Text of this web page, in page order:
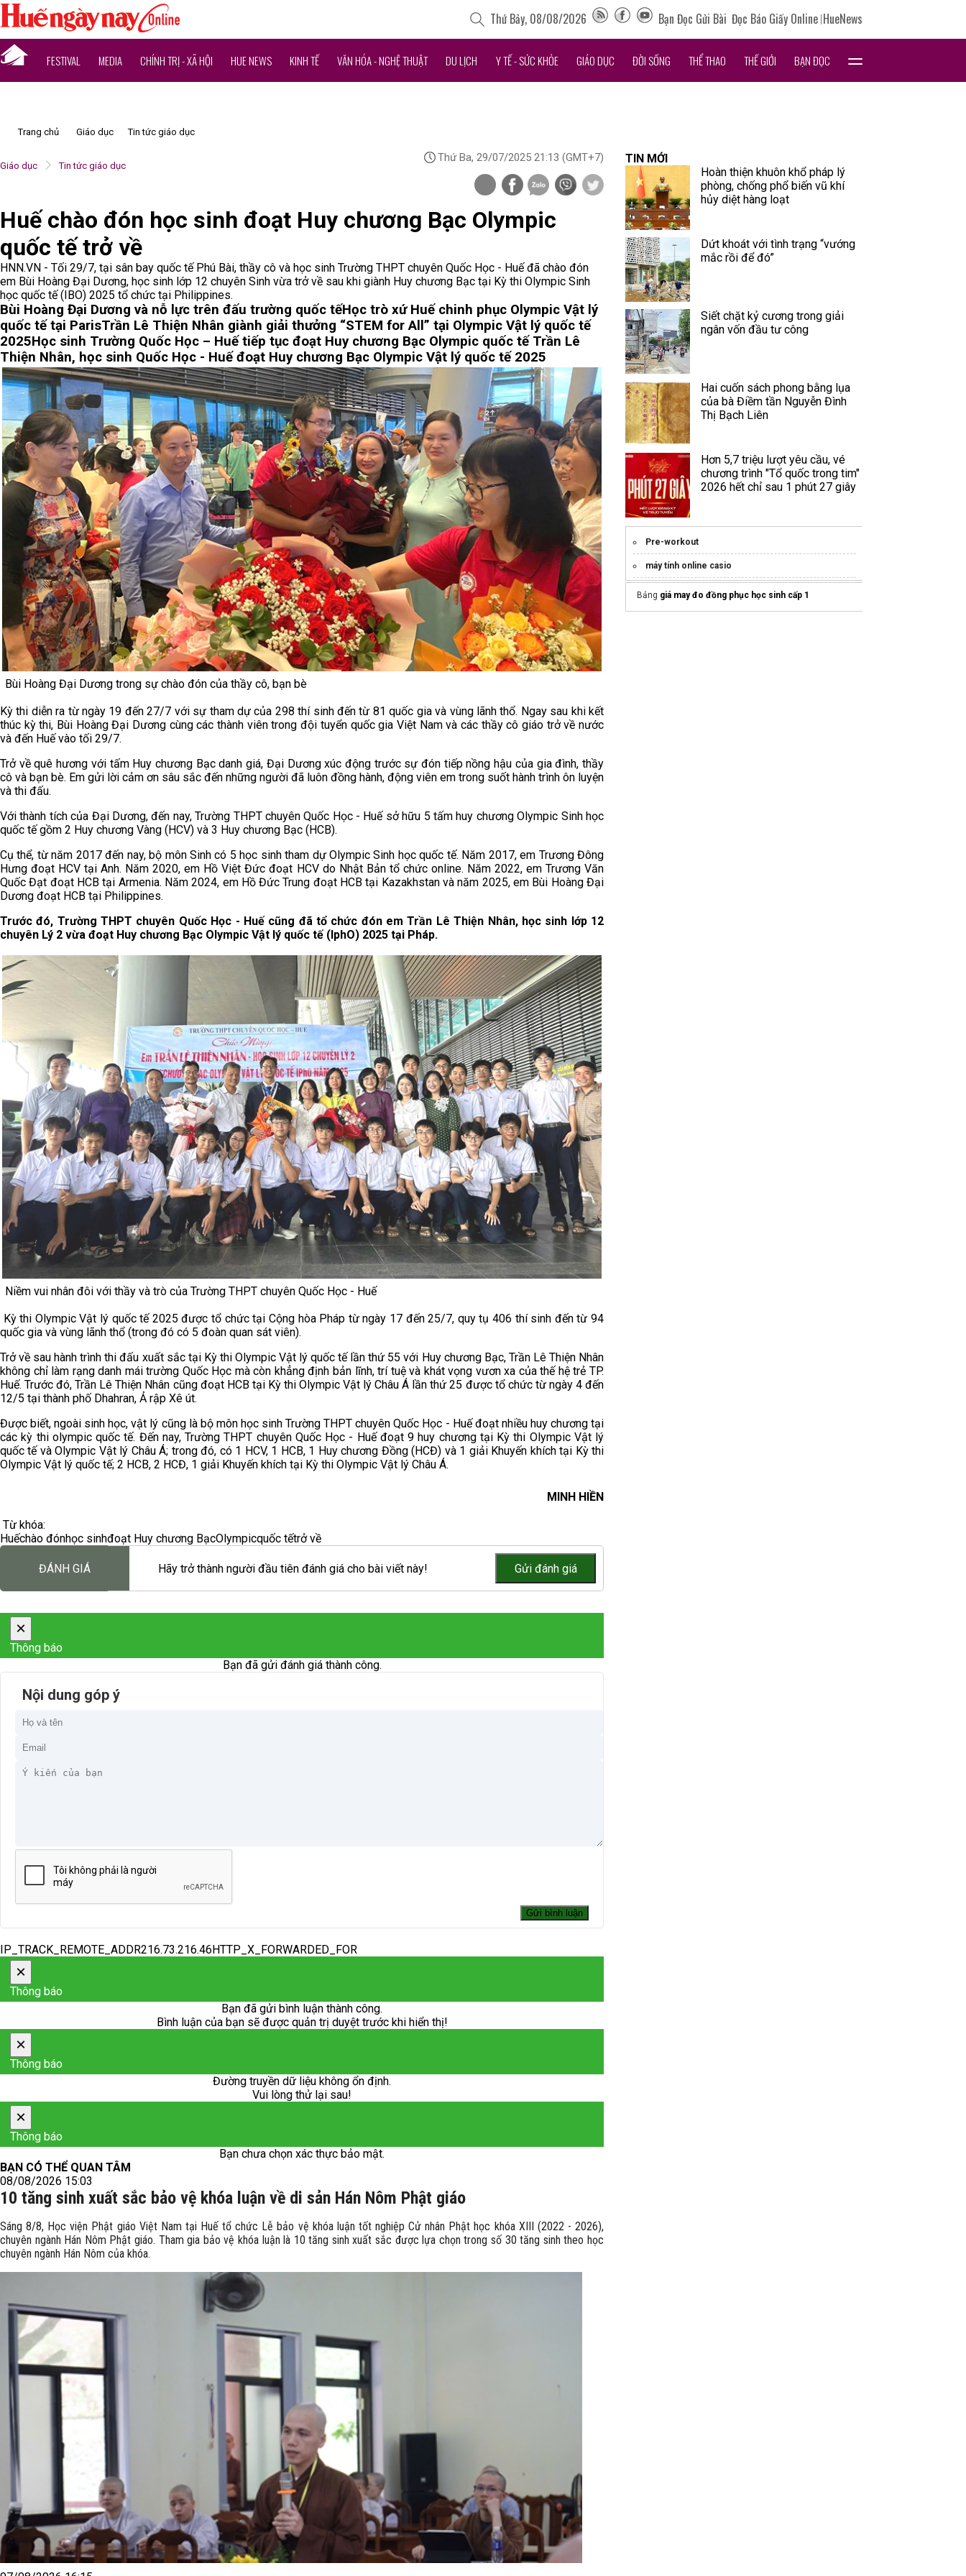
Thứ Bảy, 08/08/2026 Bạn Đọc Gửi Bài Đọc Báo Giấy Online HueNews
FESTIVAL MEDIA CHÍNH TRỊ - XÃ HỘI HUE NEWS KINH TẾ VĂN HÓA - NGHỆ THUẬT DU LỊCH Y TẾ - SỨC KHỎE GIÁO DỤC ĐỜI SỐNG THỂ THAO THẾ GIỚI BẠN ĐỌC
Trang chủ Giáo dục Tin tức giáo dục
Giáo dục Tin tức giáo dục
Thứ Ba, 29/07/2025 21:13 (GMT+7)
Huế chào đón học sinh đoạt Huy chương Bạc Olympic
quốc tế trở về
HNN.VN - Tối 29/7, tại sân bay quốc tế Phú Bài, thầy cô và học sinh Trường THPT chuyên Quốc Học - Huế đã chào đón
em Bùi Hoàng Đại Dương, học sinh lớp 12 chuyên Sinh vừa trở về sau khi giành Huy chương Bạc tại Kỳ thi Olympic Sinh
học quốc tế (IBO) 2025 tổ chức tại Philippines.
Bùi Hoàng Đại Dương và nỗ lực trên đấu trường quốc tếHọc trò xứ Huế chinh phục Olympic Vật lý
quốc tế tại ParisTrần Lê Thiện Nhân giành giải thưởng “STEM for All” tại Olympic Vật lý quốc tế
2025Học sinh Trường Quốc Học – Huế tiếp tục đoạt Huy chương Bạc Olympic quốc tế Trần Lê
Thiện Nhân, học sinh Quốc Học - Huế đoạt Huy chương Bạc Olympic Vật lý quốc tế 2025
Bùi Hoàng Đại Dương trong sự chào đón của thầy cô, bạn bè
Kỳ thi diễn ra từ ngày 19 đến 27/7 với sự tham dự của 298 thí sinh đến từ 81 quốc gia và vùng lãnh thổ. Ngay sau khi kết
thúc kỳ thi, Bùi Hoàng Đại Dương cùng các thành viên trong đội tuyển quốc gia Việt Nam và các thầy cô giáo trở về nước
và đến Huế vào tối 29/7.
Trở về quê hương với tấm Huy chương Bạc danh giá, Đại Dương xúc động trước sự đón tiếp nồng hậu của gia đình, thầy
cô và bạn bè. Em gửi lời cảm ơn sâu sắc đến những người đã luôn đồng hành, động viên em trong suốt hành trình ôn luyện
và thi đấu.
Với thành tích của Đại Dương, đến nay, Trường THPT chuyên Quốc Học - Huế sở hữu 5 tấm huy chương Olympic Sinh học
quốc tế gồm 2 Huy chương Vàng (HCV) và 3 Huy chương Bạc (HCB).
Cụ thể, từ năm 2017 đến nay, bộ môn Sinh có 5 học sinh tham dự Olympic Sinh học quốc tế. Năm 2017, em Trương Đông
Hưng đoạt HCV tại Anh. Năm 2020, em Hồ Việt Đức đoạt HCV do Nhật Bản tổ chức online. Năm 2022, em Trương Văn
Quốc Đạt đoạt HCB tại Armenia. Năm 2024, em Hồ Đức Trung đoạt HCB tại Kazakhstan và năm 2025, em Bùi Hoàng Đại
Dương đoạt HCB tại Philippines.
Trước đó, Trường THPT chuyên Quốc Học - Huế cũng đã tổ chức đón em Trần Lê Thiện Nhân, học sinh lớp 12
chuyên Lý 2 vừa đoạt Huy chương Bạc Olympic Vật lý quốc tế (IphO) 2025 tại Pháp.
Niềm vui nhân đôi với thầy và trò của Trường THPT chuyên Quốc Học - Huế
Kỳ thi Olympic Vật lý quốc tế 2025 được tổ chức tại Cộng hòa Pháp từ ngày 17 đến 25/7, quy tụ 406 thí sinh đến từ 94
quốc gia và vùng lãnh thổ (trong đó có 5 đoàn quan sát viên).
Trở về sau hành trình thi đấu xuất sắc tại Kỳ thi Olympic Vật lý quốc tế lần thứ 55 với Huy chương Bạc, Trần Lê Thiện Nhân
không chỉ làm rạng danh mái trường Quốc Học mà còn khẳng định bản lĩnh, trí tuệ và khát vọng vươn xa của thế hệ trẻ TP.
Huế. Trước đó, Trần Lê Thiện Nhân cũng đoạt HCB tại Kỳ thi Olympic Vật lý Châu Á lần thứ 25 được tổ chức từ ngày 4 đến
12/5 tại thành phố Dhahran, Ả rập Xê út.
Được biết, ngoài sinh học, vật lý cũng là bộ môn học sinh Trường THPT chuyên Quốc Học - Huế đoạt nhiều huy chương tại
các kỳ thi olympic quốc tế. Đến nay, Trường THPT chuyên Quốc Học - Huế đoạt 9 huy chương tại Kỳ thi Olympic Vật lý
quốc tế và Olympic Vật lý Châu Á; trong đó, có 1 HCV, 1 HCB, 1 Huy chương Đồng (HCĐ) và 1 giải Khuyến khích tại Kỳ thi
Olympic Vật lý quốc tế; 2 HCB, 2 HCĐ, 1 giải Khuyến khích tại Kỳ thi Olympic Vật lý Châu Á.
MINH HIỀN
Từ khóa:
Huếchào đónhọc sinhđoạt Huy chương BạcOlympicquốc tếtrở về
ĐÁNH GIÁ Hãy trở thành người đầu tiên đánh giá cho bài viết này!
×
Thông báo
Bạn đã gửi đánh giá thành công.
Nội dung góp ý
IP_TRACK_REMOTE_ADDR216.73.216.46HTTP_X_FORWARDED_FOR
×
Thông báo
Bạn đã gửi bình luận thành công.
Bình luận của bạn sẽ được quản trị duyệt trước khi hiển thị!
×
Thông báo
Đường truyền dữ liệu không ổn định.
Vui lòng thử lại sau!
×
Thông báo
Bạn chưa chọn xác thực bảo mật.
BẠN CÓ THỂ QUAN TÂM
08/08/2026 15:03
10 tăng sinh xuất sắc bảo vệ khóa luận về di sản Hán Nôm Phật giáo
Sáng 8/8, Học viện Phật giáo Việt Nam tại Huế tổ chức Lễ bảo vệ khóa luận tốt nghiệp Cử nhân Phật học khóa XIII (2022 - 2026),
chuyên ngành Hán Nôm Phật giáo. Tham gia bảo vệ khóa luận là 10 tăng sinh xuất sắc được lựa chọn trong số 30 tăng sinh theo học
chuyên ngành Hán Nôm của khóa.
TIN MỚI
Hoàn thiện khuôn khổ pháp lý
phòng, chống phổ biến vũ khí
hủy diệt hàng loạt
Dứt khoát với tình trạng “vướng
mắc rồi để đó”
Siết chặt kỷ cương trong giải
ngân vốn đầu tư công
Hai cuốn sách phong bằng lụa
của bà Điềm tần Nguyễn Đình
Thị Bạch Liên
Hơn 5,7 triệu lượt yêu cầu, vé
chương trình "Tổ quốc trong tim"
2026 hết chỉ sau 1 phút 27 giây
Pre-workout
máy tính online casio
Https://giasudaykemtainha.vn
Kiến thức từ Westlink
Bảng giá may đo đồng phục học sinh cấp 1